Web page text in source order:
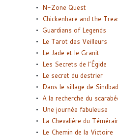
N-Zone Quest
Chickenhare and the
Guardians of Legends
Le Tarot des Veilleurs
Le Jade et le Granit
Les Secrets de l’Égide
Le secret du destrier
Dans le sillage de Sindbad
A la recherche du
Une journée fabuleuse
La Chevalière du
Le Chemin de la Victoire